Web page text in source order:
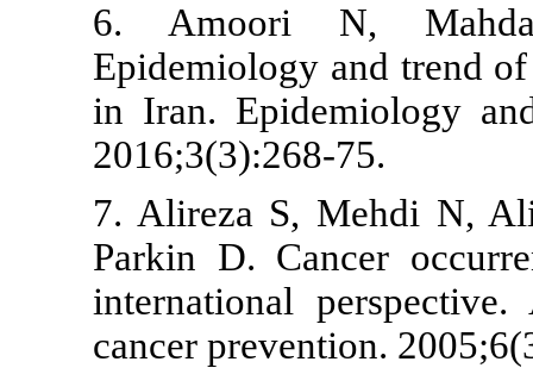
6.
in Iran.
7. Alireza
Parkin D.
cancer